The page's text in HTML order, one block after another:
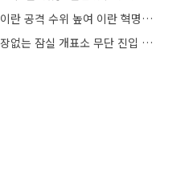
트럼프, 이란 공격 수위 높여 이란 혁명 가능성 열어
경찰, 영장없는 잠실 개표소 무단 진입 홀로 막은 ‘올다르크’ 불구속 송치